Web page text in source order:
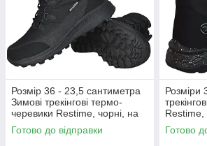
Розмір 36 - 23,5 сантиметра
Зимові трекінгові термо-
черевики Restime, чорні, на
підошві з піни, легкі та зручні
Готово до відправки
Розміри
Restime,
піни,
Готово